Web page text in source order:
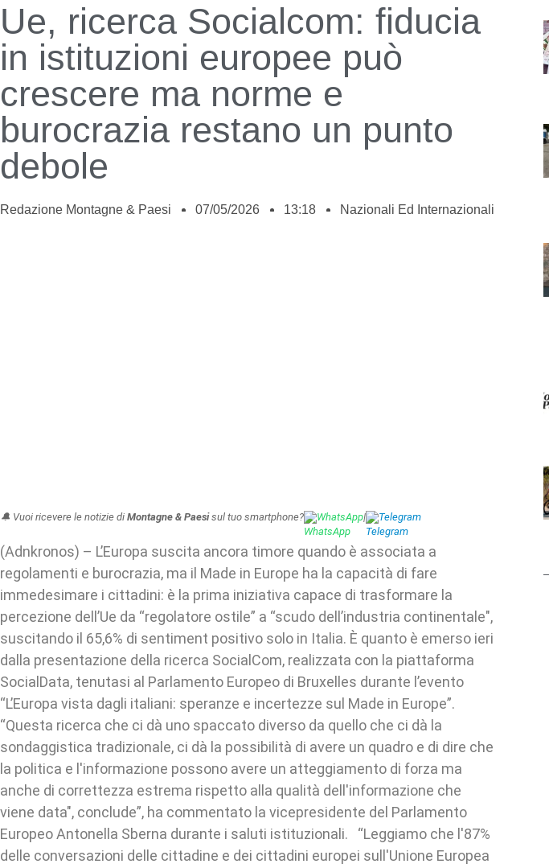
Ue, ricerca Socialcom: fiducia
in istituzioni europee può
crescere ma norme e
burocrazia restano un punto
debole
Redazione Montagne & Paesi 07/05/2026 13:18 Nazionali Ed Internazionali
🔔 Vuoi ricevere le notizie di Montagne & Paesisul tuo smartphone? WhatsApp| Telegram
(Adnkronos) – L’Europa suscita ancora timore quando è associata a
regolamenti e burocrazia, ma il Made in Europe ha la capacità di fare
immedesimare i cittadini: è la prima iniziativa capace di trasformare la
percezione dell’Ue da “regolatore ostile” a “scudo dell’industria continentale",
suscitando il 65,6% di sentiment positivo solo in Italia. È quanto è emerso ieri
dalla presentazione della ricerca SocialCom, realizzata con la piattaforma
SocialData, tenutasi al Parlamento Europeo di Bruxelles durante l’evento
“L’Europa vista dagli italiani: speranze e incertezze sul Made in Europe”.
“Questa ricerca che ci dà uno spaccato diverso da quello che ci dà la
sondaggistica tradizionale, ci dà la possibilità di avere un quadro e di dire che
la politica e l'informazione possono avere un atteggiamento di forza ma
anche di correttezza estrema rispetto alla qualità dell'informazione che
viene data", conclude”, ha commentato la vicepresidente del Parlamento
Europeo Antonella Sberna durante i saluti istituzionali. “Leggiamo che l'87%
delle conversazioni delle cittadine e dei cittadini europei sull'Unione Europea